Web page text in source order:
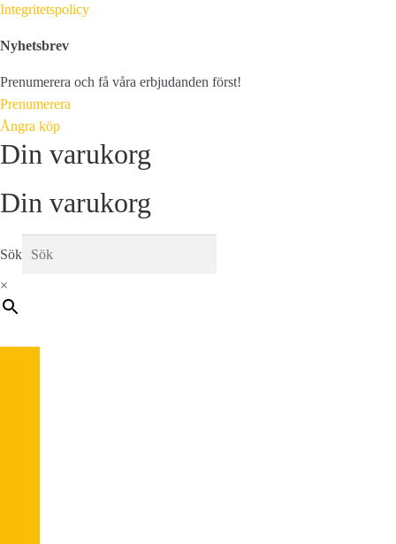
Integritetspolicy
Nyhetsbrev
Prenumerera och få våra erbjudanden först!
Prenumerera
Ångra köp
Din varukorg
Din varukorg
Sök
×